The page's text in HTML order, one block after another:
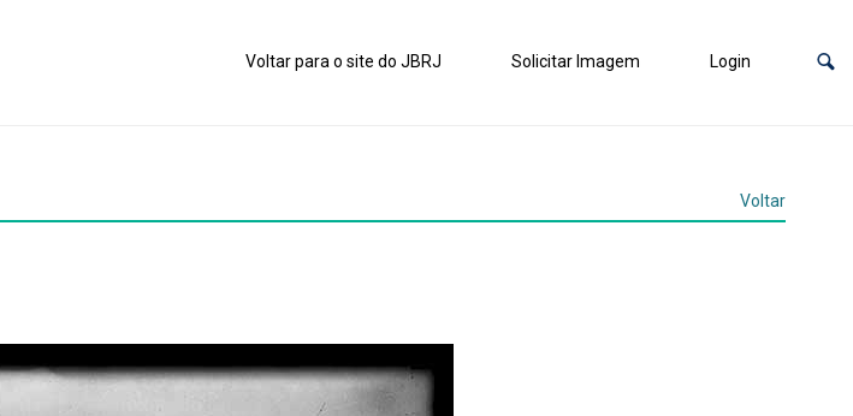
Voltar para o site do JBRJ Solicitar Imagem Login
Voltar